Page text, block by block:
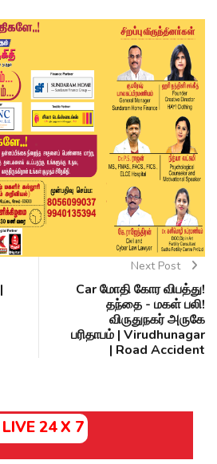
Next Post
Car மோதி கோர விபத்து!
தந்தை - மகள் பலி!
விருதுநகர் அருகே
பரிதாபம் | Virudhunagar
| Road Accident
LIVE 24 X 7